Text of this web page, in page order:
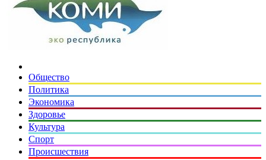
Общество
Политика
Экономика
Здоровье
Культура
Спорт
Происшествия